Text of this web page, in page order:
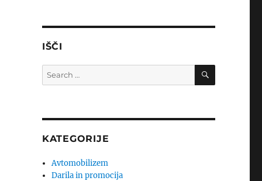
IŠČI
Search
for:
SEARCH
KATEGORIJE
Avtomobilizem
Darila in promocija